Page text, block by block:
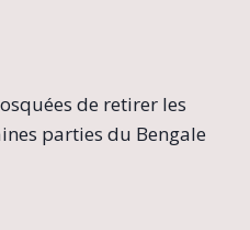
de retirer les
parties du Bengale